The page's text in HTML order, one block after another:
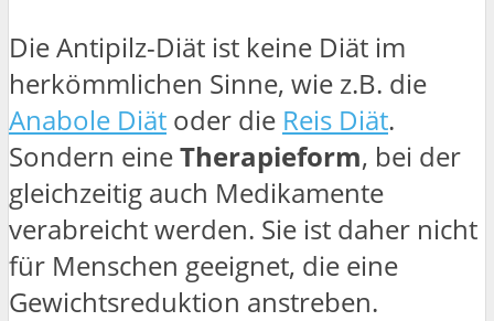
Die Antipilz-Diät ist keine Diät im
herkömmlichen Sinne, wie z.B. die
Anabole Diät oder die Reis Diät.
Sondern eineTherapieform, bei der
gleichzeitig auch Medikamente
verabreicht werden. Sie ist daher nicht
für Menschen geeignet, die eine
Gewichtsreduktion anstreben.